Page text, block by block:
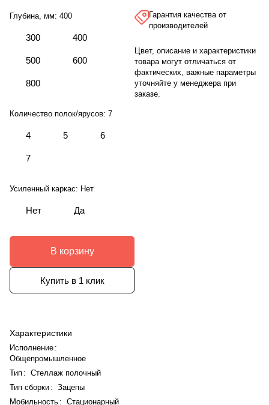
Глубина, мм: 400
300 400
500 600
800
Количество полок/ярусов: 7
4 5 6
7
Усиленный каркас: Нет
Нет Да
В корзину
Купить в 1 клик
Характеристики
Исполнение :
Общепромышленное
Тип : Стеллаж полочный
Тип сборки: Зацепы
Мобильность : Стационарный
Гарантия качества от
производителей
Цвет, описание и характеристики
товара могут отличаться от
фактических, важные параметры
уточняйте у менеджера при
заказе.